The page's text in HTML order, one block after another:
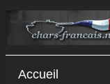
Accueil